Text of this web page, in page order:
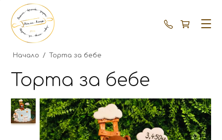
+359 87
Начало / Торта за бебе
Торта за бебе